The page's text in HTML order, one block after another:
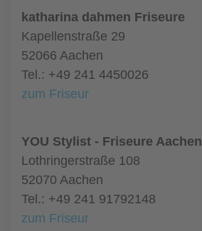
katharina dahmen Friseure
Kapellenstraße 29
52066 Aachen
Tel.: +49 241 4450026
zum Friseur
YOU Stylist - Friseure Aachen
Lothringerstraße 108
52070 Aachen
Tel.: +49 241 91792148
zum Friseur